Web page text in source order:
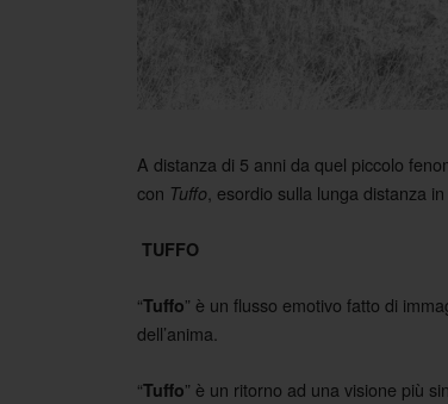
A distanza di 5 anni da quel piccolo
con Tuffo , esordio sulla lunga distanza
TUFFO
“Tuffo” è un flusso emotivo fatto di
dell’anima.
“Tuffo” è un ritorno ad una visione più